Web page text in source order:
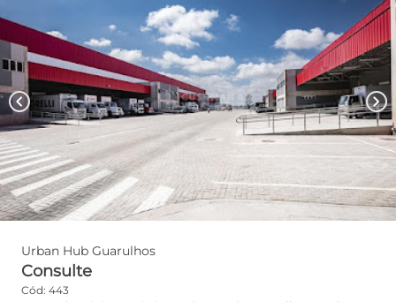
chevron_left chevron_right
Urban Hub Guarulhos
Consulte
Cód: 443